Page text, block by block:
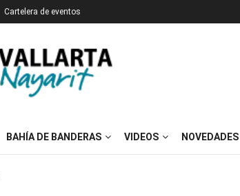
Cartelera de eventos
BAHÍA DE BANDERAS VIDEOS NOVEDADES